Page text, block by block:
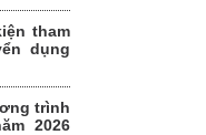
tham
dụng
trình
2026